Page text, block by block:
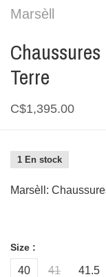
Marsèll
Terre
C$1,395.00
1 En stock
Marsèll:
Size :
40 41 41.5